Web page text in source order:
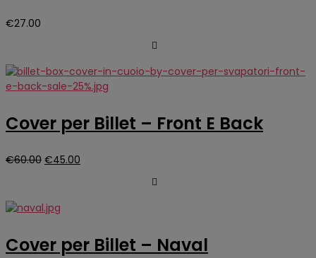
€27.00
Cover per Billet – Front E Back
€60.00 Il
era:
€60.00.
€45.00
Cover per Billet – Naval